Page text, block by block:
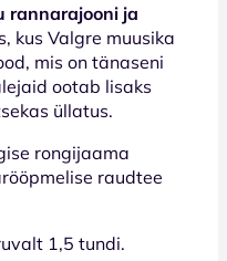
rannarajooni ja
kus Valgre muusika
mis on tänaseni
ootab lisaks
üllatus.
rongijaama
raudtee
1,5 tundi.